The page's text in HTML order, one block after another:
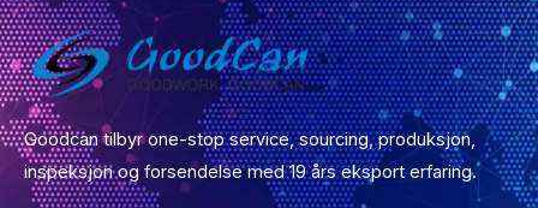
Goodcan tilbyr one-stop service, sourcing, produksjon,
inspeksjon og forsendelse med 19 års eksport erfaring.